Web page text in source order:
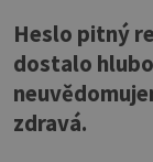
Heslo pitný
dostalo
zdravá.